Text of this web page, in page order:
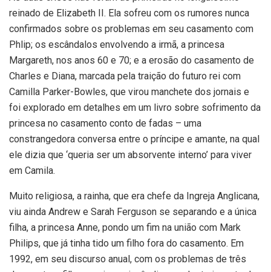
reinado de Elizabeth II. Ela sofreu com os rumores nunca
confirmados sobre os problemas em seu casamento com
Phlip; os escândalos envolvendo a irmã, a princesa
Margareth, nos anos 60 e 70; e a erosão do casamento de
Charles e Diana, marcada pela traição do futuro rei com
Camilla Parker-Bowles, que virou manchete dos jornais e
foi explorado em detalhes em um livro sobre sofrimento da
princesa no casamento conto de fadas – uma
constrangedora conversa entre o príncipe e amante, na qual
ele dizia que ‘queria ser um absorvente interno’ para viver
em Camila.
Muito religiosa, a rainha, que era chefe da Ingreja Anglicana,
viu ainda Andrew e Sarah Ferguson se separando e a única
filha, a princesa Anne, pondo um fim na união com Mark
Philips, que já tinha tido um filho fora do casamento. Em
1992, em seu discurso anual, com os problemas de três